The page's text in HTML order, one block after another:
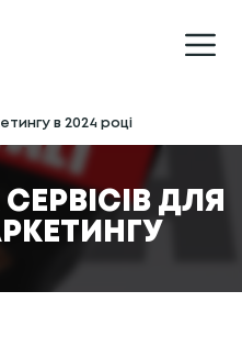
в 2024 році
ДЛЯ